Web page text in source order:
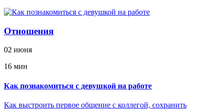
Отношения
02 июня
16 мин
Как познакомиться с девушкой на работе
Как выстроить первое общение с коллегой, сохранить